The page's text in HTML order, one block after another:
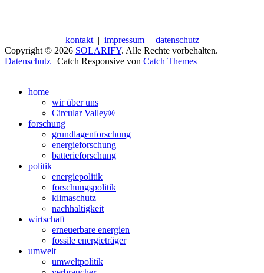
kontakt| impressum| datenschutz
Copyright © 2026 SOLARIFY. Alle Rechte vorbehalten.
Datenschutz | Catch Responsive von Catch Themes
oben
scrollen
home
wir über uns
Circular Valley®
forschung
grundlagenforschung
energieforschung
batterieforschung
politik
energiepolitik
forschungspolitik
klimaschutz
nachhaltigkeit
wirtschaft
erneuerbare energien
fossile energieträger
umwelt
umweltpolitik